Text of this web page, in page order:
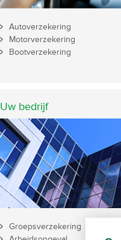
Autoverzekering
Motorverzekering
Bootverzekering
Uw bedrijf
Groepsverzekering